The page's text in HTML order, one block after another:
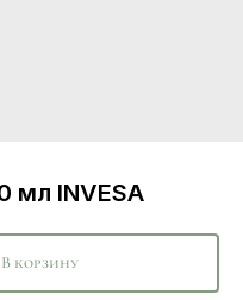
мл INVESA
В корзину